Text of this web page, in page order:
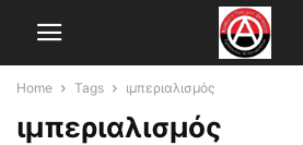
Home Tags ιμπεριαλισμός
ιμπεριαλισμός